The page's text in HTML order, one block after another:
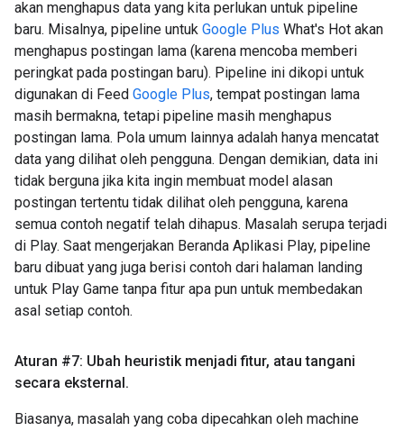
akan menghapus data yang kita perlukan untuk pipeline
baru. Misalnya, pipeline untuk Google Plus What's Hot akan
menghapus postingan lama (karena mencoba memberi
peringkat pada postingan baru). Pipeline ini dikopi untuk
digunakan di Feed Google Plus, tempat postingan lama
masih bermakna, tetapi pipeline masih menghapus
postingan lama. Pola umum lainnya adalah hanya mencatat
data yang dilihat oleh pengguna. Dengan demikian, data ini
tidak berguna jika kita ingin membuat model alasan
postingan tertentu tidak dilihat oleh pengguna, karena
semua contoh negatif telah dihapus. Masalah serupa terjadi
di Play. Saat mengerjakan Beranda Aplikasi Play, pipeline
baru dibuat yang juga berisi contoh dari halaman landing
untuk Play Game tanpa fitur apa pun untuk membedakan
asal setiap contoh.
Aturan #7: Ubah heuristik menjadi fitur, atau tangani
secara eksternal.
Biasanya, masalah yang coba dipecahkan oleh machine